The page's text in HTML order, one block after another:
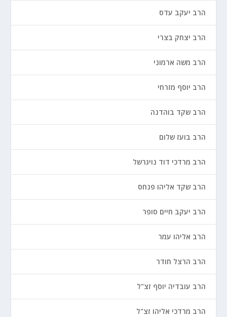
הרב יעקב עדס
הרב יצחק בצרי
הרב משה ארמוני
הרב יוסף מזרחי
הרב שקד בוהדנה
הרב בועז שלום
הרב מרדכי דוד נויגרשל
הרב שקד אליהו פנחס
הרב יעקב חיים סופר
הרב אליהו עמר
הרב הרצל חודר
הרב עובדיה יוסף זצ"ל
הרב מרדכי אליהו זצ"ל